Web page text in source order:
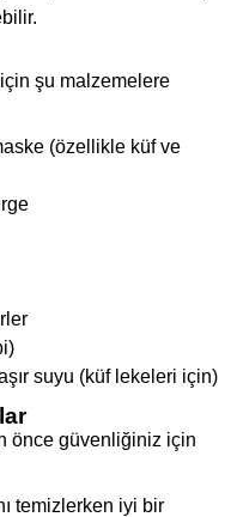
şu malzemelere
(özellikle küf ve
suyu (küf lekeleri için)
önce güvenliğiniz için
temizlerken iyi bir